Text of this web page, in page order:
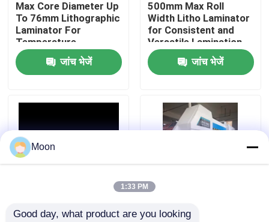
कारखाना भ्रमण
गुणवत्ता नियंत्रण
संपर्क करें
हाई स्पीड बांसुरी लैमिनेटर मशीन
लिथो लेमिनेटर
Max Core Diameter Up
To 76mm Lithographic
Laminator For
Temperature
Lamination
जांच भेजें
500mm Max Roll
Width Litho Laminator
for Consistent and
Versatile Lamination
Applications
जांच भेजें
600*800 Litho Max Film Thickness
Moon
1:33 PM
Good day, what product are you looking